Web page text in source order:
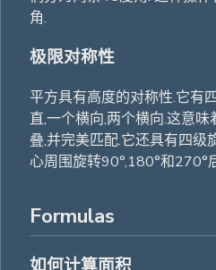
角.
极限对称性
平方具有高度的对称性.它有
直,一个横向,两个横向.这意
叠,并完美匹配.它还具有四级
心周围旋转90°,180°和270°
Formulas
如何计算面积